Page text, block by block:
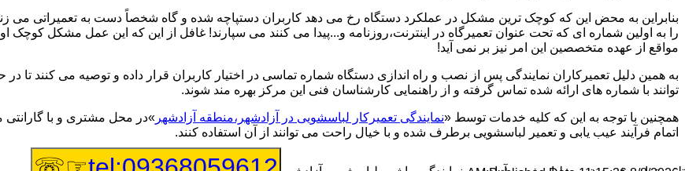
بنابراین به محض این که کوچک ترین مشکل در عملکرد دستگاه رخ می دهد کاربران دستپاچه شده و گاه شخصاً دست به تعمیراتی می
را به اولین شماره ای که تحت عنوان تعمیرگاه در اینترنت،روزنامه و...پیدا می کنند می سپارند! غافل از این که این عمل مشکل کوچک
مواقع از عهده متخصصین این امر نیز بر نمی آید!
به همین دلیل تعمیرکاران نمایندگی پس از نصب و راه اندازی دستگاه شماره تماسی در اختیار کاربران قرار داده و توصیه می کنند
توانند با شماره های ارائه شده تماس گرفته و از راهنمایی کارشناسان فنی این مرکز بهره مند شوند.
همچنین با توجه به این که کلیه خدمات توسط «نمایندگی تعمیرکار لباسشویی در آزادشهر،منطقه آزادشهر »در محل مشتری و با گارانتی
اتمام فرآیند عیب یابی و تعمیر لباسشویی برطرف شده و با خیال راحت می توانند از آن استفاده کنند.